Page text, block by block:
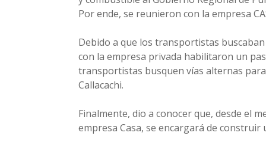
Por ende, se reunieron con la empresa
Debido a que los transportistas
con la empresa privada habilitaron un
transportistas busquen vías alternas
Callacachi.
Finalmente, dio a conocer que, desde el
empresa Casa, se encargará de construir